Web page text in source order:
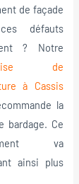
de façade
défauts
? Notre
de
à Cassis
la
bardage. Ce
va
ainsi plus